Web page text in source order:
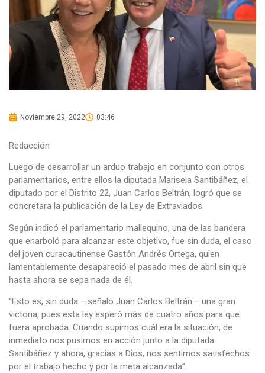
Noviembre 29, 2022 03:46
Redacción
Luego de desarrollar un arduo trabajo en conjunto con otros
parlamentarios, entre ellos la diputada Marisela Santibáñez, el
diputado por el Distrito 22, Juan Carlos Beltrán, logró que se
concretara la publicación de la Ley de Extraviados.
Según indicó el parlamentario mallequino, una de las bandera
que enarboló para alcanzar este objetivo, fue sin duda, el caso
del joven curacautinense Gastón Andrés Ortega, quien
lamentablemente desapareció el pasado mes de abril sin que
hasta ahora se sepa nada de él.
“Esto es, sin duda —señaló Juan Carlos Beltrán— una gran
victoria, pues esta ley esperó más de cuatro años para que
fuera aprobada. Cuando supimos cuál era la situación, de
inmediato nos pusimos en acción junto a la diputada
Santibáñez y ahora, gracias a Dios, nos sentimos satisfechos
por el trabajo hecho y por la meta alcanzada”.